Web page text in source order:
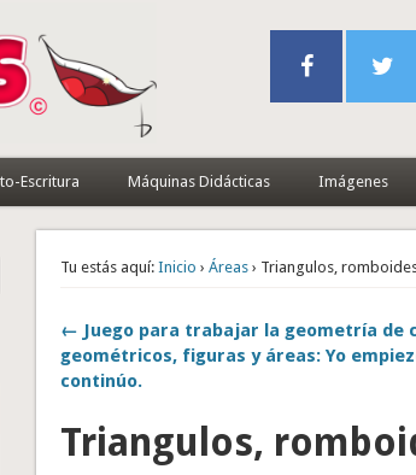
Escritura Máquinas Didácticas Imágenes
Tu estás aquí: Inicio ›Áreas › Triangulos,
← Juego para trabajar la geometría de
geométricos, figuras y áreas: Yo
continúo.
Triangulos,